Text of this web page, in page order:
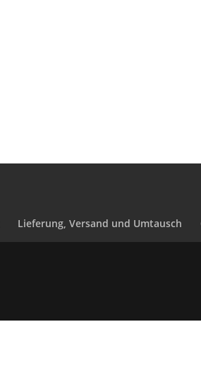
Lieferung, Versand und Umtausch